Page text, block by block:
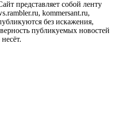
представляет собой ленту
kommersant.ru,
без искажения,
публикуемых новостей